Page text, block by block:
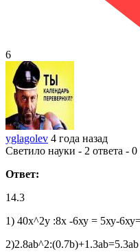
6
yglagolev 4 года назад
Светило науки - 2 ответа -
Ответ:
14.3
1) 40х^2у :8х -6ху = 5ху-
2)2.8ab^2:(0.7b)+1.3ab=5.3ab